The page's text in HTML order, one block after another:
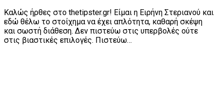
Καλώς ήρθες στο thetipster.gr! Είμαι η Ειρήνη Στεριανού και
εδώ θέλω το στοίχημα να έχει απλότητα, καθαρή σκέψη
και σωστή διάθεση. Δεν πιστεύω στις υπερβολές ούτε
στις βιαστικές επιλογές. Πιστεύω…